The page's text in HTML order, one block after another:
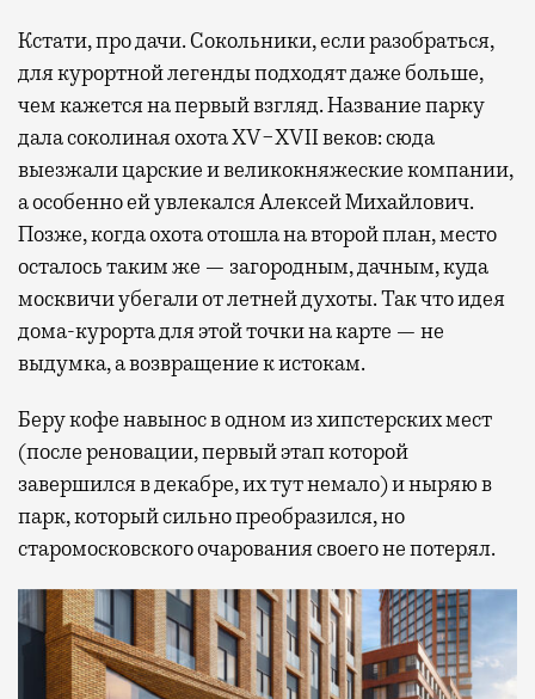
Кстати, про дачи. Сокольники, если разобраться,
для курортной легенды подходят даже больше,
чем кажется на первый взгляд. Название парку
дала соколиная охота XV−XVII веков: сюда
выезжали царские и великокняжеские компании,
а особенно ей увлекался Алексей Михайлович.
Позже, когда охота отошла на второй план, место
осталось таким же — загородным, дачным, куда
москвичи убегали от летней духоты. Так что идея
дома-курорта для этой точки на карте — не
выдумка, а возвращение к истокам.
Беру кофе навынос в одном из хипстерских мест
(после реновации, первый этап которой
завершился в декабре, их тут немало) и ныряю в
парк, который сильно преобразился, но
старомосковского очарования своего не потерял.